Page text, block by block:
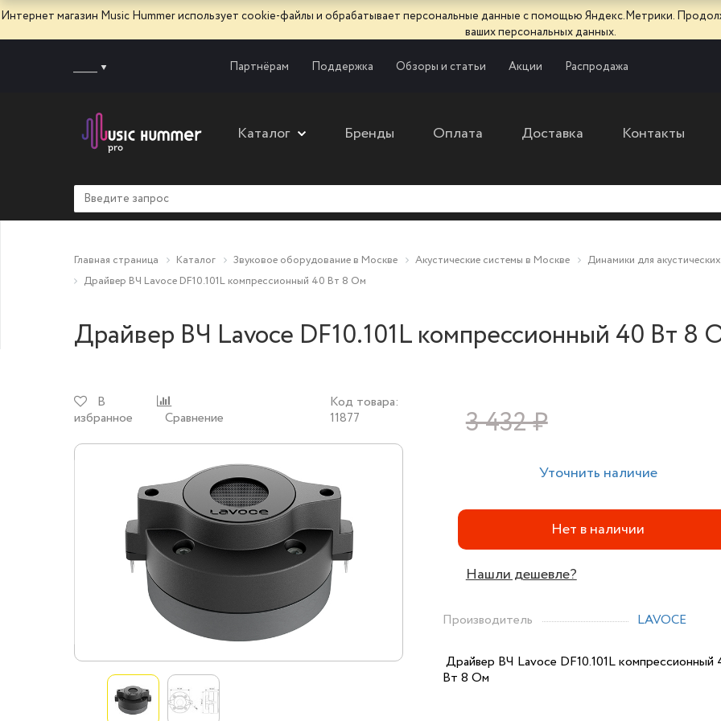
Интернет магазин Music Hummer использует сооkie-файлы и обрабатывает персональные данные с помощью Яндекс.Метрики.
ваших персональных данных.
Партнёрам Поддержка Обзоры и статьи Акции Распродажа
Каталог Бренды Оплата Доставка Контакты
Главная страница Каталог Звуковое оборудование в Москве Акустические системы в Москве
Динамики для
Драйвер ВЧ Lavoce DF10.101L компрессионный 40 Вт 8 Ом
Драйвер ВЧ Lavoce DF10.101L компрессионный 40 Вт 8
В
избранное
Сравнение
Код товара:
11877 3 432 ₽
Уточнить наличие
Нет в наличии
Нашли дешевле?
Производитель LAVOCE
Драйвер ВЧ Lavoce DF10.101L компрессионный
Вт 8 Ом